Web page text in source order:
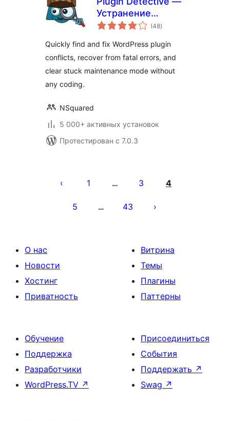
Устранение
конфликтов(48общий
рейтинг
)
Quickly find and fix WordPress plugin
conflicts, recover from fatal errors, and
clear stuck maintenance mode without
any coding.
NSquared
5 000+ активных установок
Протестирован с 7.0.3
записей
1 … 3 4
5 … 43
О нас
Новости
Хостинг
Приватность
Витрина
Темы
Плагины
Паттерны
Обучение
Поддержка
Разработчики
WordPress.TV ↗
Присоединиться
События
Поддержать ↗
Swag ↗